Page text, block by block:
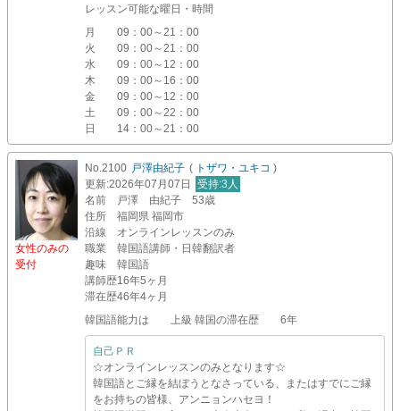
レッスン可能な曜日・時間
月
09：00～21：00
火
09：00～21：00
水
09：00～12：00
木
09：00～16：00
金
09：00～12：00
土
09：00～22：00
日
14：00～21：00
女性のみの
受付
No.2100 戸澤由紀子 ( トザワ・ユキコ )
更新:2026年07月07日 受持:3人
名前
戸澤 由紀子 53歳
住所
福岡県 福岡市
沿線
オンラインレッスンのみ
職業
韓国語講師・日韓翻訳者
趣味
韓国語
講師歴16年5ヶ月
滞在歴46年4ヶ月
韓国語能力は 上級 韓国の滞在歴 6年
自己ＰＲ
☆オンラインレッスンのみとなります☆
韓国語とご縁を結ぼうとなさっている、またはすでにご縁
をお持ちの皆様、アンニョンハセヨ！